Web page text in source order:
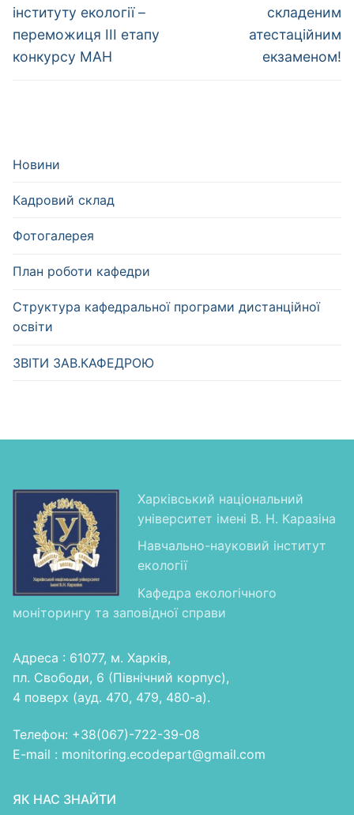
інституту екології –
переможиця ІІІ етапу
конкурсу МАН
складеним
атестаційним
екзаменом!
Новини
Кадровий склад
Фотогалерея
План роботи кафедри
Структура кафедральної програми дистанційної
освіти
ЗВІТИ ЗАВ.КАФЕДРОЮ
Харківський національний
університет імені В. Н. Каразіна
Навчально-науковий інститут
екології
Кафедра екологічного
моніторингу та заповідної справи
Адреса : 61077, м. Харків,
пл. Свободи, 6 (Північний корпус),
4 поверх (ауд. 470, 479, 480-а).
Телефон: +38(067)-722-39-08
E-mail : monitoring.ecodepart@gmail.com
ЯК НАС ЗНАЙТИ